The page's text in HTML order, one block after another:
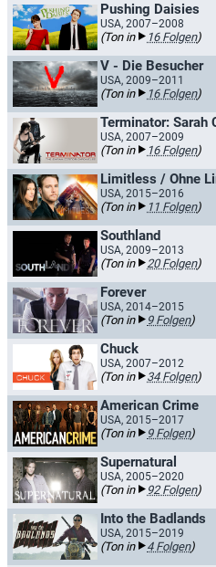
Pushing Daisies
USA, 2007–2008
(Ton in 16 Folgen)
V - Die Besucher
USA, 2009–2011
(Ton in 16 Folgen)
USA, 2007–2009
(Ton in 16 Folgen)
Limitless / Ohne
USA, 2015–2016
(Ton in 11 Folgen)
Southland
USA, 2009–2013
(Ton in 20 Folgen)
Forever
USA, 2014–2015
(Ton in 9 Folgen)
Chuck
USA, 2007–2012
(Ton in 34 Folgen)
American Crime
USA, 2015–2017
(Ton in 9 Folgen)
Supernatural
USA, 2005–2020
(Ton in 92 Folgen)
Into the Badlands
USA, 2015–2019
(Ton in 4 Folgen)